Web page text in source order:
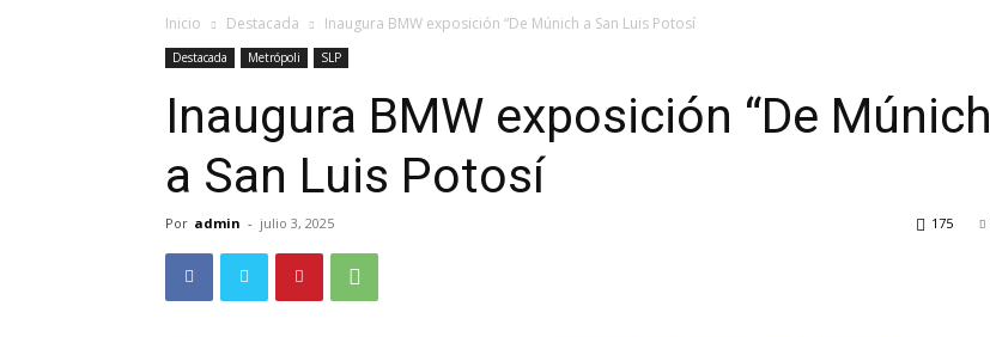
Inicio Destacada Inaugura BMW exposición “De Múnich a San Luis Potosí
Destacada Metrópoli SLP
Inaugura BMW exposición “De Múnich
a San Luis Potosí
Por admin - julio 3, 2025 175